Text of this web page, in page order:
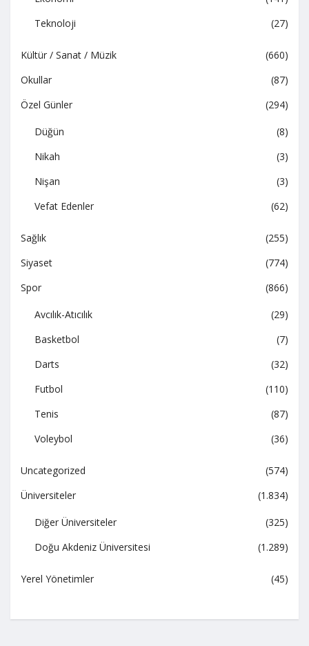
Teknoloji
(27)
Kültür / Sanat / Müzik
(660)
Okullar
(87)
Özel Günler
(294)
Düğün
(8)
Nikah
(3)
Nişan
(3)
Vefat Edenler
(62)
Sağlık
(255)
Siyaset
(774)
Spor
(866)
Avcılık-Atıcılık
(29)
Basketbol
(7)
Darts
(32)
Futbol
(110)
Tenis
(87)
Voleybol
(36)
Uncategorized
(574)
Üniversiteler
(1.834)
Diğer Üniversiteler
(325)
Doğu Akdeniz Üniversitesi
(1.289)
Yerel Yönetimler (45)